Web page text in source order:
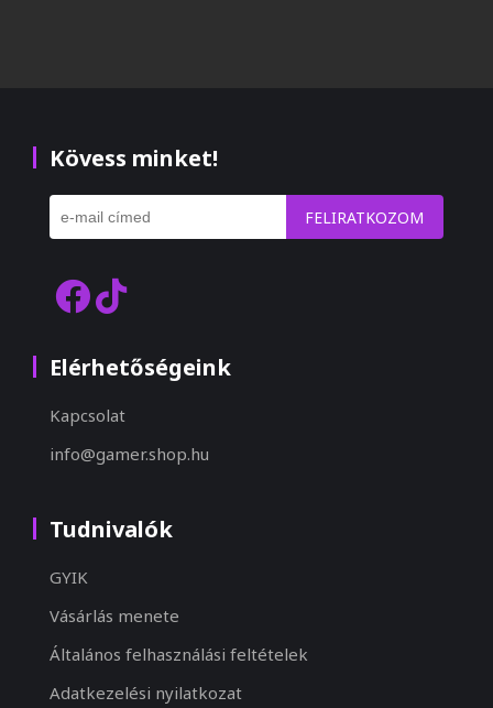
Kövess minket!
FELIRATKOZOM
Elérhetőségeink
Kapcsolat
info@gamer.shop.hu
Tudnivalók
GYIK
Vásárlás menete
Általános felhasználási feltételek
Adatkezelési nyilatkozat